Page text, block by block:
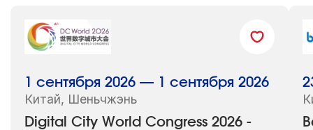
Digital City World Congress 2026 -
1 сентября 2026 — 1 сентября 2026
Китай, Шеньчжэнь